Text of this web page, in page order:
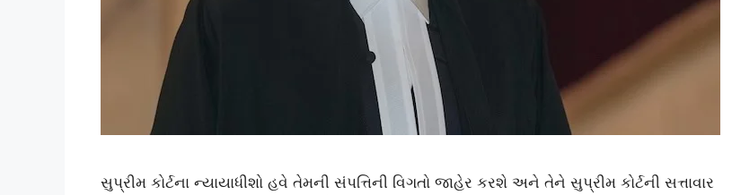
સુપ્રીમ કોર્ટના ન્યાયાધીશો હવે તેમની સંપત્તિની વિગતો જાહેર કરશે અને તેને સુપ્રીમ કોર્ટની સત્તાવાર